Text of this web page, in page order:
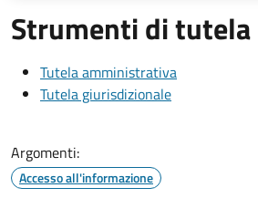
Strumenti di tutela
Tutela amministrativa
Tutela giurisdizionale
Argomenti:
Accesso all'informazione